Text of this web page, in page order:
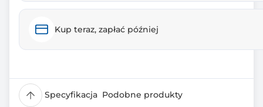
Kup teraz, zapłać później
Specyfikacja Podobne produkty